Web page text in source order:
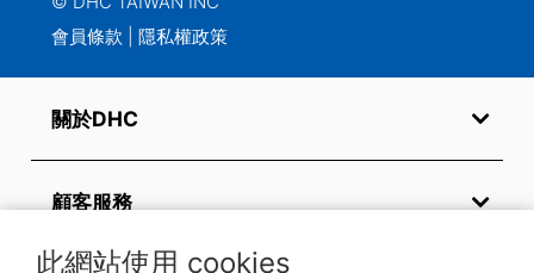
此網站使用 cookies
會員條款
隱私權政策
關於DHC
顧客服務